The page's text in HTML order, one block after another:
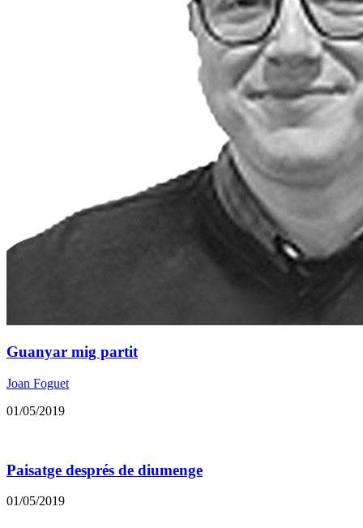
Guanyar mig partit
Joan Foguet
01/05/2019
Paisatge després de diumenge
01/05/2019